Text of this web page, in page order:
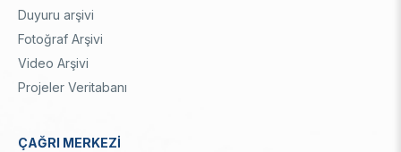
Duyuru arşivi
Fotoğraf Arşivi
Video Arşivi
Projeler Veritabanı
ÇAĞRI MERKEZİ